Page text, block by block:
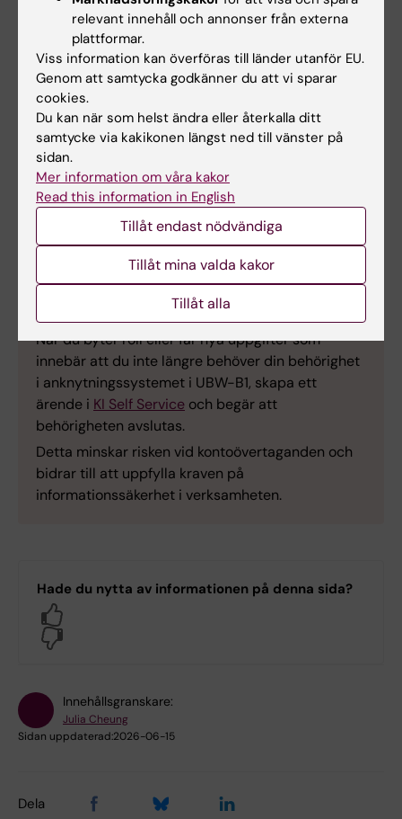
administration av konton eller anknytningar på
din institution. För att få åtkomst, gå till Teams
och sök efterGRP_IDAC samt
anknytningsadministratörers Forum, och
ansök om medlemskap.
När du blivit medlem, välj kanalen
"Anknytningsadministratörer" – där hittar du
rutiner och instruktionsfilmer under fliken
"Delade".
Avsluta behörigheter
När du byter roll eller får nya uppgifter som
innebär att du inte längre behöver din behörighet
i anknytningssystemet i UBW-B1, skapa ett
ärende i KI Self Service och begär att
behörigheten avslutas.
Detta minskar risken vid kontoövertaganden och
bidrar till att uppfylla kraven på
informationssäkerhet i verksamheten.
Hade du nytta av informationen på denna sida?
Innehållsgranskare:
Julia Cheung
Sidan uppdaterad:2026-06-15
Dela
relevant innehåll och annonser från externa
plattformar.
Viss information kan överföras till länder utanför EU.
Genom att samtycka godkänner du att vi sparar
cookies.
Du kan när som helst ändra eller återkalla ditt
samtycke via kakikonen längst ned till vänster på
sidan.
Mer information om våra kakor
Read this information in English
Tillåt endast nödvändiga
Tillåt mina valda kakor
Tillåt alla